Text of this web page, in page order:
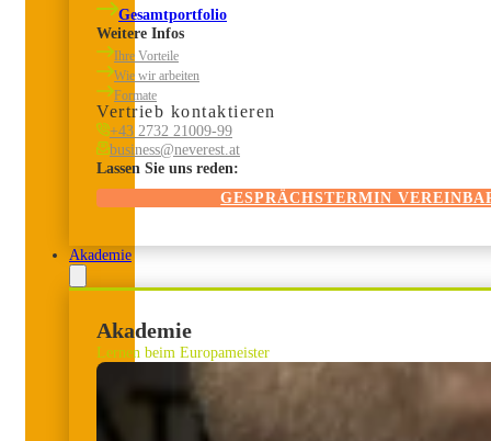
Gesamtportfolio
Weitere Infos
Ihre Vorteile
Wie wir arbeiten
Formate
Vertrieb kontaktieren
+43 2732 21009-99
business@neverest.at
Lassen Sie uns reden:
GESPRÄCHSTERMIN
Akademie
Akademie
Lernen beim Europameister